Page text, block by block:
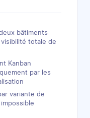
bâtiments
totale de
Kanban
par les
variante de